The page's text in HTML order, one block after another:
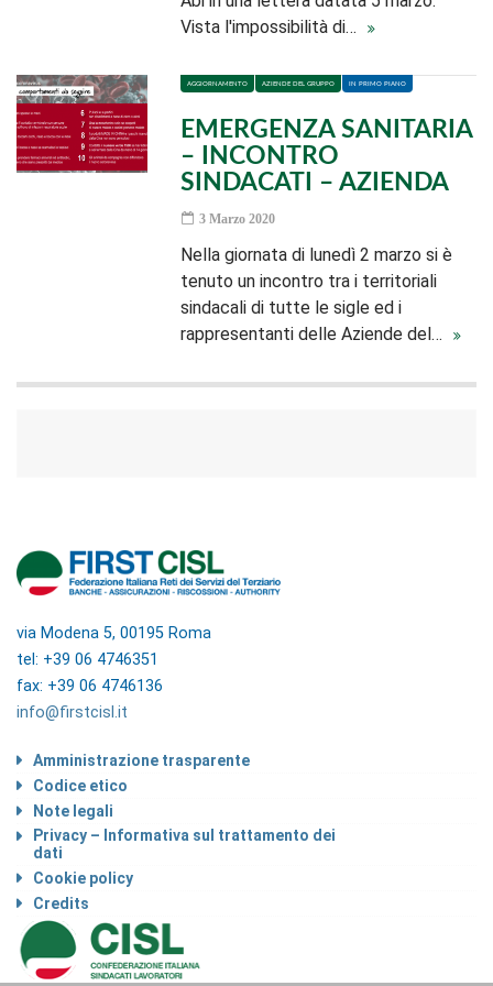
Vista l'impossibilità di…
AGGIORNAMENTO AZIENDE DEL GRUPPO IN PRIMO PIANO
EMERGENZA SANITARIA
– INCONTRO
SINDACATI – AZIENDA
3 Marzo 2020
Nella giornata di lunedì 2 marzo si è
tenuto un incontro tra i territoriali
sindacali di tutte le sigle ed i
rappresentanti delle Aziende del…
via Modena 5, 00195 Roma
tel: +39 06 4746351
fax: +39 06 4746136
info@firstcisl.it
Amministrazione trasparente
Codice etico
Note legali
Privacy – Informativa sul trattamento dei
dati
Cookie policy
Credits